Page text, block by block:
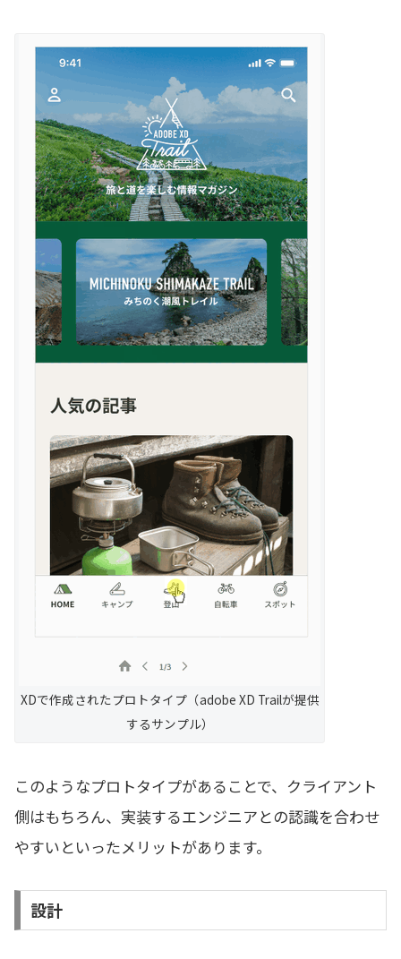
XDで作成されたプロトタイプ（adobe XD Trailが提供
するサンプル）
このようなプロトタイプがあることで、クライアント
側はもちろん、実装するエンジニアとの認識を合わせ
やすいといったメリットがあります。
設計